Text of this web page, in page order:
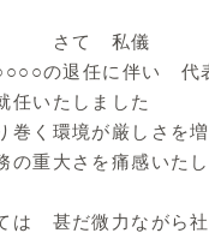
私儀
の退任に伴い 代
任いたしました
巻く環境が厳しさを
の重大さを痛感いた
は 甚だ微力ながら